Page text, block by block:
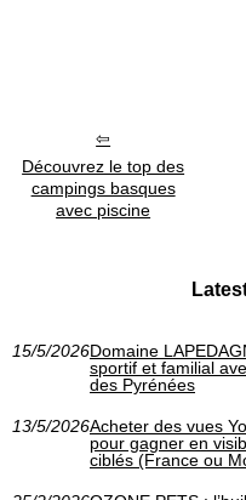
Découvrez le top des
campings basques
avec piscine
15/5/2026Domaine
sportif et familial
des Pyrénées
13/5/2026Acheter des vues
pour gagner en
ciblés (France ou